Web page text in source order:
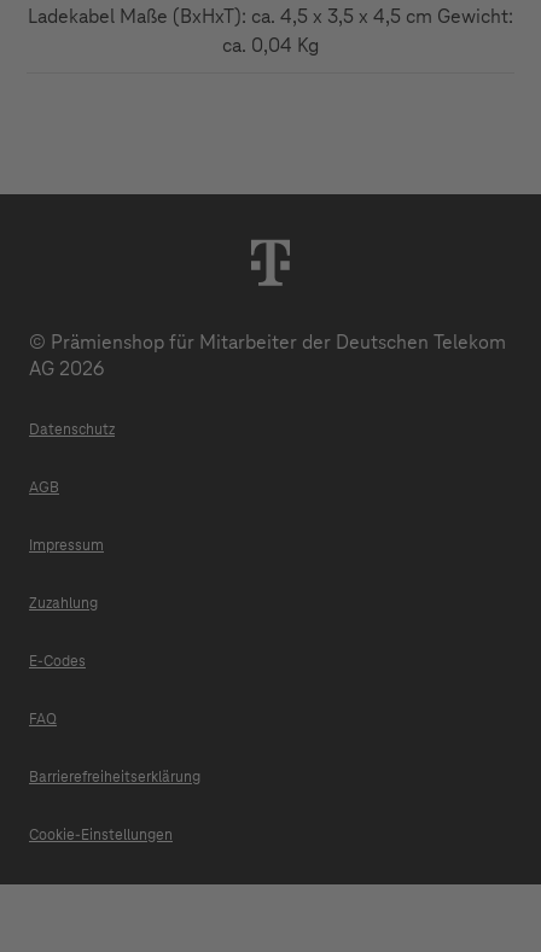
Ladekabel Maße (BxHxT): ca. 4,5 x 3,5 x 4,5 cm Gewicht:
ca. 0,04 Kg
© Prämienshop für Mitarbeiter der Deutschen Telekom
AG 2026
Datenschutz
AGB
Impressum
Zuzahlung
E-Codes
FAQ
Barrierefreiheitserklärung
Cookie-Einstellungen